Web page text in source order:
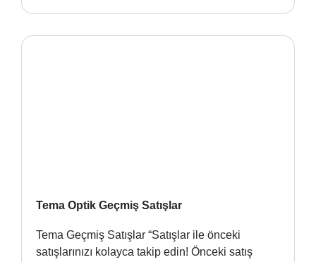
Tema Optik Geçmiş Satışlar
Tema Geçmiş Satışlar “Satışlar ile önceki
satışlarınızı kolayca takip edin! Önceki satış